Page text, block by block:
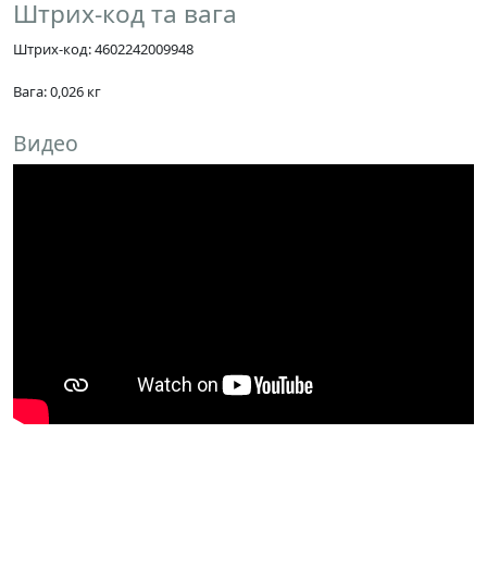
Штрих-код та вага
Штрих-код: 4602242009948
Вага: 0,026 кг
Видео